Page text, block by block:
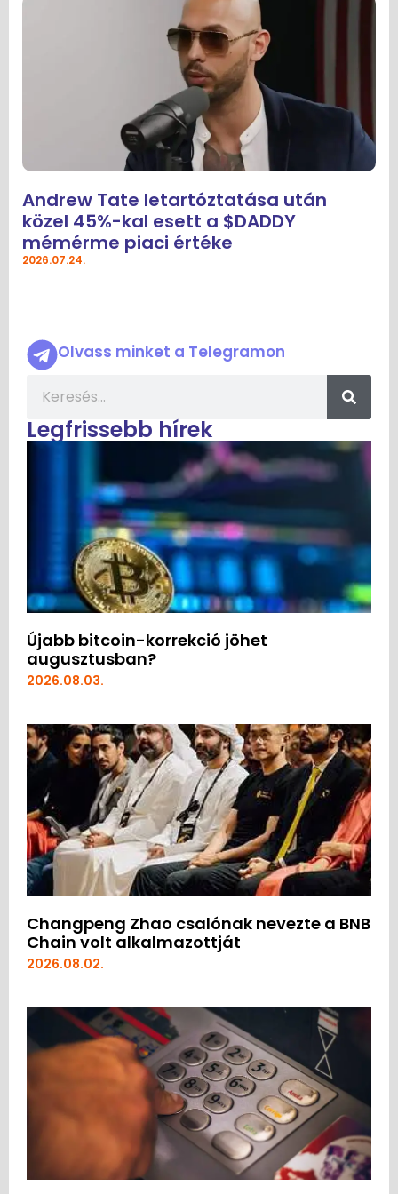
Andrew Tate letartóztatása után
közel 45%-kal esett a $DADDY
mémérme piaci értéke
2026.07.24.
Olvass minket a Telegramon
Legfrissebb hírek
Újabb bitcoin-korrekció jöhet
augusztusban?
2026.08.03.
Changpeng Zhao csalónak nevezte a BNB
Chain volt alkalmazottját
2026.08.02.